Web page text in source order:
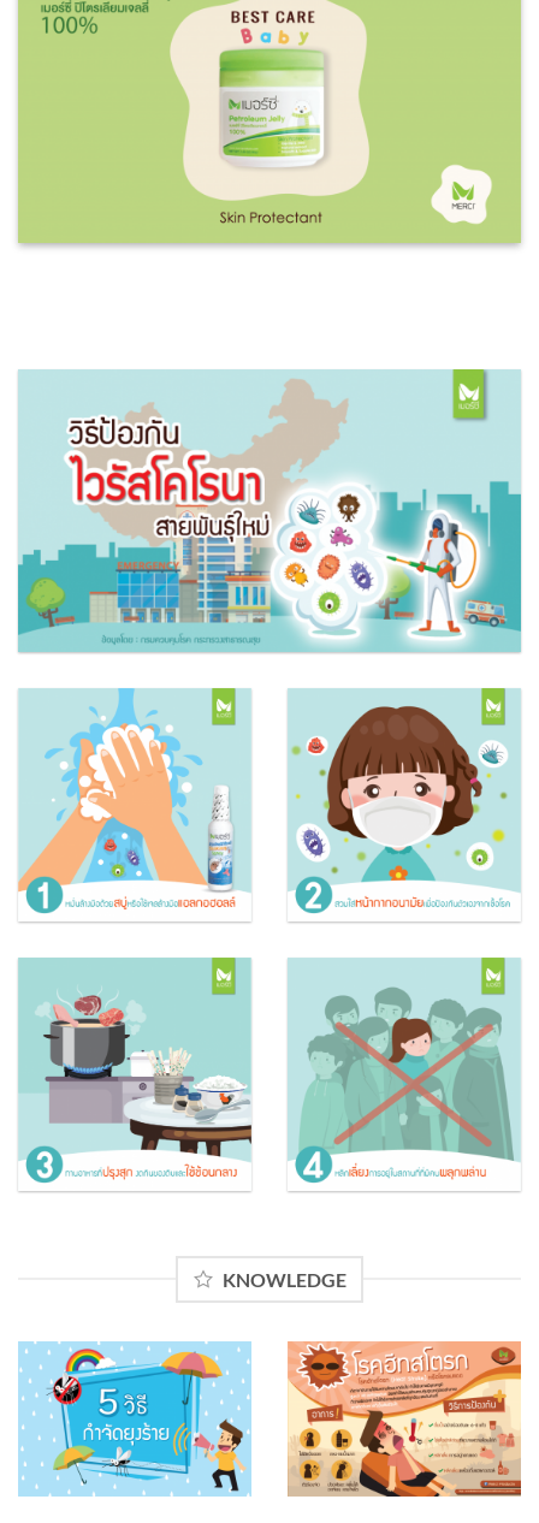
KNOWLEDGE